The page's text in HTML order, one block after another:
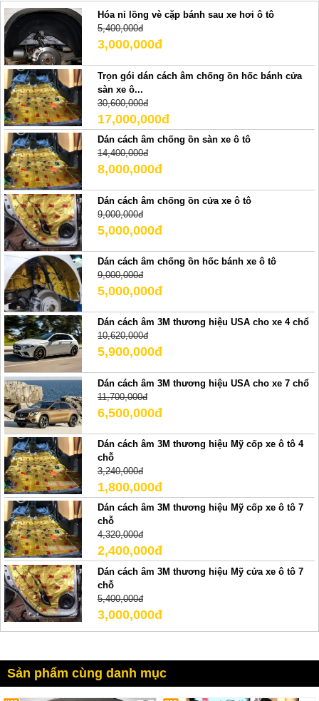
Hóa nỉ lồng vè cặp bánh sau xe hơi ô tô
5,400,000đ
3,000,000đ
Trọn gói dán cách âm chống ồn hốc bánh cửa
sàn xe ô...
30,600,000đ
17,000,000đ
Dán cách âm chống ồn sàn xe ô tô
14,400,000đ
8,000,000đ
Dán cách âm chống ồn cửa xe ô tô
9,000,000đ
5,000,000đ
Dán cách âm chống ồn hốc bánh xe ô tô
9,000,000đ
5,000,000đ
Dán cách âm 3M thương hiệu USA cho xe 4 chổ
10,620,000đ
5,900,000đ
Dán cách âm 3M thương hiệu USA cho xe 7 chổ
11,700,000đ
6,500,000đ
Dán cách âm 3M thương hiệu Mỹ cốp xe ô tô 4
chỗ
3,240,000đ
1,800,000đ
Dán cách âm 3M thương hiệu Mỹ cốp xe ô tô 7
chỗ
4,320,000đ
2,400,000đ
Dán cách âm 3M thương hiệu Mỹ cửa xe ô tô 7
chỗ
5,400,000đ
3,000,000đ
Sản phẩm cùng danh mục